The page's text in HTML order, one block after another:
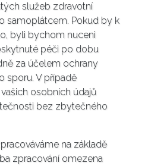
služeb zdravotní
samoplátcem. Pokud by k
byli bychom nuceni
péči po dobu
za účelem ochrany
sporu. V případě
osobních údajů
bez zbytečného
na základě
zpracování omezena